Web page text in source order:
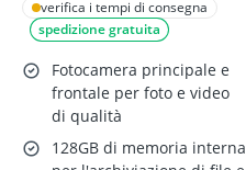
Black
verifica i tempi di consegna
spedizione gratuita
Fotocamera principale e
frontale per foto e video
di qualità
128GB di memoria interna